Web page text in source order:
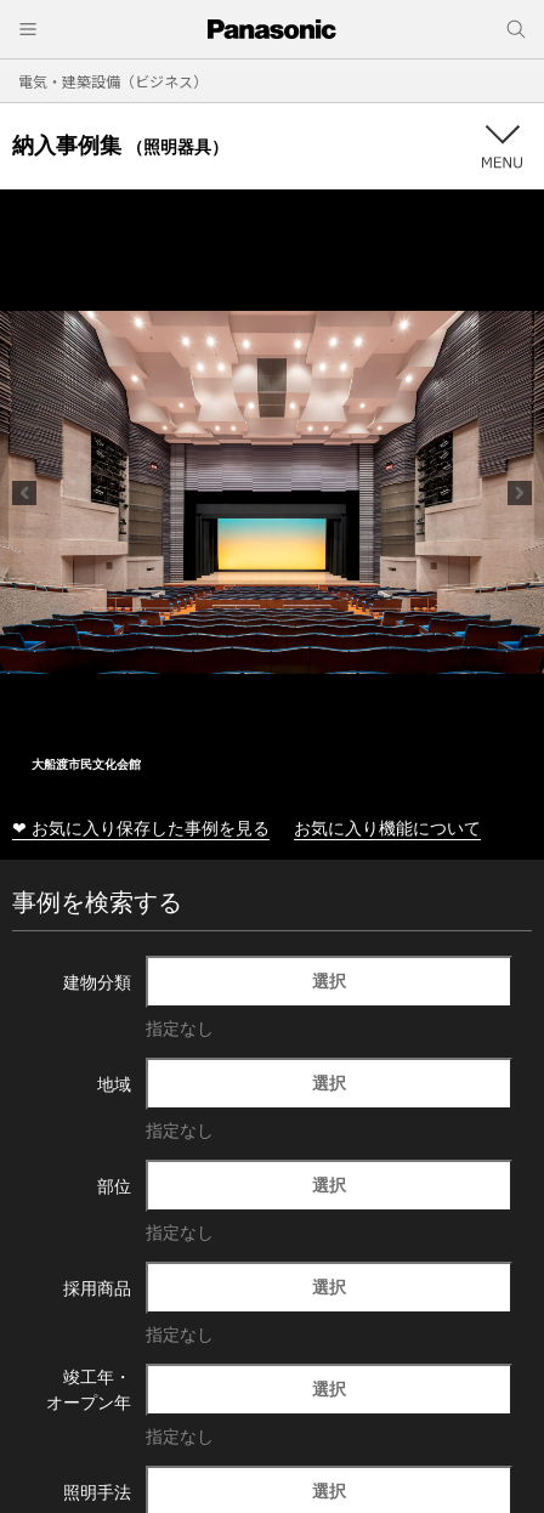
電気・建築設備（ビジネス）
納入事例集 （照明器具）
大船渡市民文化会館
❤ お気に入り保存した事例を見る お気に入り機能について
事例を検索する
建物分類 選択
指定なし
地域 選択
指定なし
部位 選択
指定なし
採用商品 選択
指定なし
竣工年・
オープン年
選択
指定なし
照明手法 選択